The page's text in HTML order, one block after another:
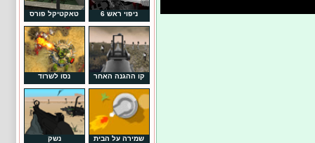
ניפוי ראש 6 טאקטיקל פורס
קו ההגנה האחר נסו לשרוד
שמירה על הבית נשק